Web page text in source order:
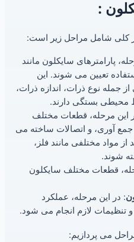
:
کلی شامل مراحل زیر است:
پارامترهای سایکلون مانند
تعیین می شوند. این
جمله نوع ذرات، اندازه ذرات،
محیطی بستگی دارند.
این مرحله، قطعات مختلف
جمع آوری، و اتصالات ساخته می
مواد مختلفی مانند فلز،
شوند.
قطعات مختلف سایکلون
: در این مرحله، عملکرد
لازم انجام می شود.
می پردازیم: